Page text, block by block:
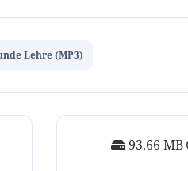
Lehre (MP3)
93.66 MB